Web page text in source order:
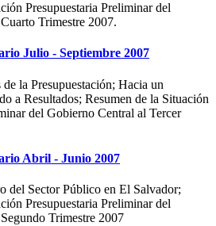
Presupuestaria Preliminar del
Trimestre 2007.
Julio - Septiembre 2007
la Presupuestación; Hacia un
a Resultados; Resumen de la Situación
del Gobierno Central al Tercer
Abril - Junio 2007
del Sector Público en El Salvador;
Presupuestaria Preliminar del
Trimestre 2007